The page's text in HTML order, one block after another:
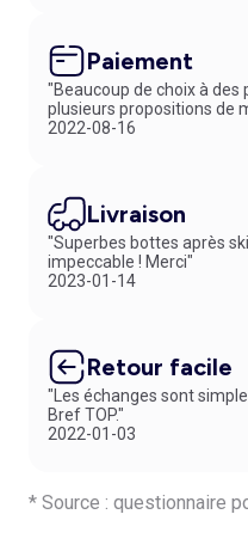
Paiement
"Beaucoup de choix à
plusieurs propositions de
2022-08-16
Livraison
"Superbes bottes après
impeccable ! Merci"
2023-01-14
Retour facile
"Les échanges sont
Bref TOP."
2022-01-03
* Source : questionnaire